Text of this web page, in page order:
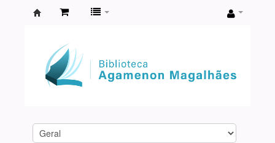
Agamenon
Magalhães